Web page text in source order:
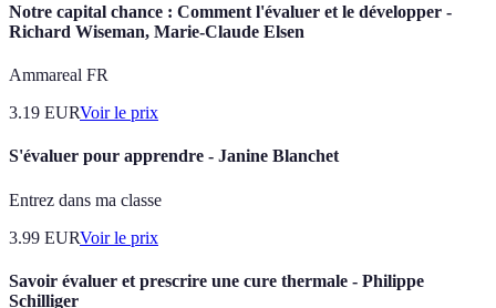
Notre capital chance : Comment l'évaluer et le développer -
Richard Wiseman, Marie-Claude Elsen
Ammareal FR
3.19 EURVoir le prix
S'évaluer pour apprendre - Janine Blanchet
Entrez dans ma classe
3.99 EURVoir le prix
Savoir évaluer et prescrire une cure thermale - Philippe
Schilliger